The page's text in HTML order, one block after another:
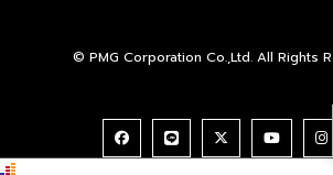
© PMG Corporation Co.,Ltd. All Rights